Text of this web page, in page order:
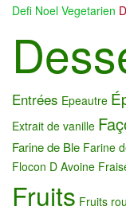
Defi Noel Vegetarien
Entrées Epeautre
Extrait de vanille
Farine de Ble Farine
Flocon D Avoine
Fruits Fruits